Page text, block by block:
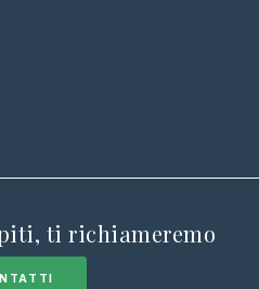
ti richiameremo